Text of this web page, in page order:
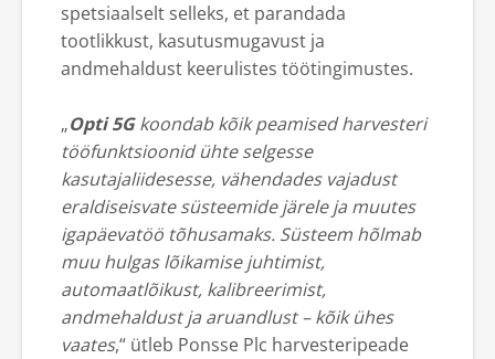
spetsiaalselt selleks, et parandada
tootlikkust, kasutusmugavust ja
andmehaldust keerulistes töötingimustes.
„Opti 5Gkoondab kõik peamised harvesteri
tööfunktsioonid ühte selgesse
kasutajaliidesesse, vähendades vajadust
eraldiseisvate süsteemide järele ja muutes
igapäevatöö tõhusamaks. Süsteem hõlmab
muu hulgas lõikamise juhtimist,
automaatlõikust, kalibreerimist,
andmehaldust ja aruandlust – kõik ühes
vaates,“ ütleb Ponsse Plc harvesteripeade